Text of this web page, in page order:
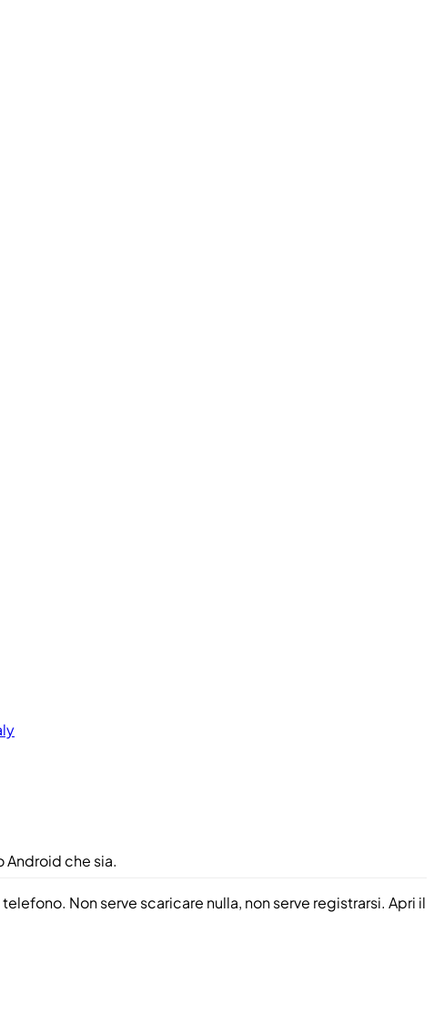
Android che sia.
Non serve scaricare nulla, non serve registrarsi. Apri il